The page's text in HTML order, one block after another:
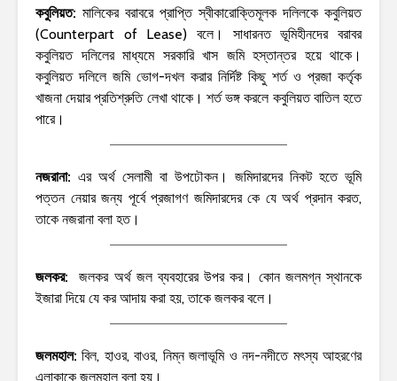
কবুলিয়ত: মালিকের বরাবরে প্রাপ্তি স্বীকারোক্তিমূলক দলিলকে কবুলিয়ত
(Counterpart of Lease) বলে। সাধারনত ভূমিহীনদের বরাবর
কবুলিয়ত দলিলের মাধ্যমে সরকারি খাস জমি হস্তান্তর হয়ে থাকে।
কবুলিয়ত দলিলে জমি ভোগ-দখল করার নির্দিষ্ট কিছু শর্ত ও প্রজা কর্তৃক
খাজনা দেয়ার প্রতিশ্রুতি লেখা থাকে। শর্ত ভঙ্গ করলে কবুলিয়ত বাতিল হতে
পারে।
নজরানা: এর অর্থ সেলামী বা উপঢৌকন। জমিদারদের নিকট হতে ভূমি
পত্তন নেয়ার জন্য পূর্বে প্রজাগণ জমিদারদের কে যে অর্থ প্রদান করত,
তাকে নজরানা বলা হত।
জলকর:
জলকর অর্থ জল ব্যবহারের উপর কর। কোন জলমগ্ন স্থানকে
ইজারা দিয়ে যে কর আদায় করা হয়, তাকে জলকর বলে।
জলমহাল: বিল, হাওর, বাওর, নিম্ন জলাভূমি ও নদ-নদীতে মৎস্য আহরণের
এলাকাকে জলমহাল বলা হয়।